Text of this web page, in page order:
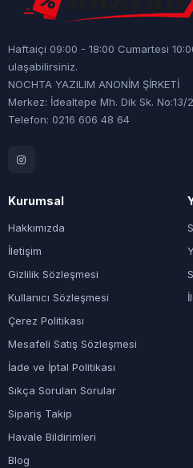
Haftaiçi 09:00 - 18:00 Cumartesi
ulaşabilirsiniz.
NOCHTA YAZILIM ANONİM ŞİRKETİ
Merkez: İdealtepe Mh. Dik Sk.
Telefon: 0216 606 48 64
Kurumsal
Hakkımızda
İletişim
Gizlilik Sözleşmesi
Kullanıcı Sözleşmesi
Çerez Politikası
Mesafeli Satış Sözleşmesi
İade ve İptal Politikası
Sıkça Sorulan Sorular
Sipariş Takip
Havale Bildirimleri
Blog